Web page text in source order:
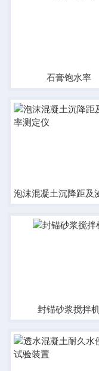
石膏饱水率
泡沫混凝土沉降距及
封锚砂浆搅拌